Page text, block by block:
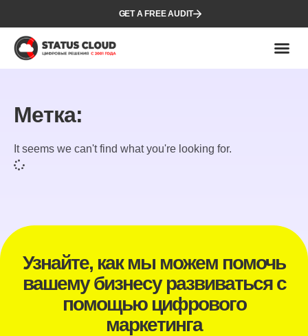
GET A FREE AUDIT
Метка:
It seems we can't find what you're looking for.
Узнайте, как мы можем помочь
вашему бизнесу развиваться с
помощью цифрового
маркетинга